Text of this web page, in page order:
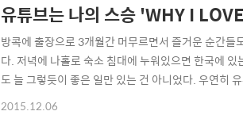
유튜브는 나의 스승 'WHY I
방콕에 출장으로 3개월간 머무르면서 즐거운 순간
다. 저녁에 나홀로 숙소 침대에 누워있으면 한국에
도 늘 그렇듯이 좋은 일만 있는 건 아니었다. 우연히
다. 종교를 떠나 일반인들이라면 누구나 참여할 수
2015.12.06